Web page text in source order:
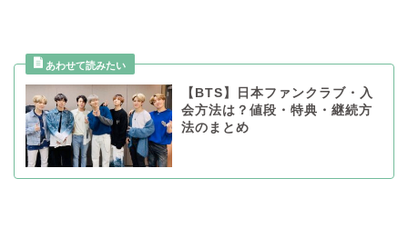
【BTS】日本ファンクラブ・入
会方法は？値段・特典・継続方
法のまとめ